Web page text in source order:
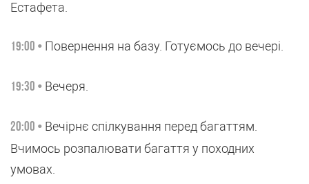
Естафета.
19:00 • Повернення на базу. Готуємось до вечері.
19:30 • Вечеря.
20:00 • Вечірнє спілкування перед багаттям.
Вчимось розпалювати багаття у походних
умовах.